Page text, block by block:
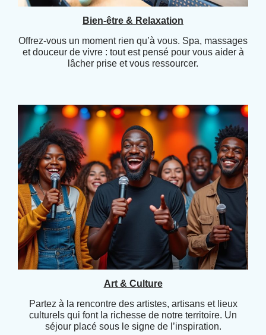
Bien-être & Relaxation
Offrez-vous un moment rien qu’à vous. Spa, massages
et douceur de vivre : tout est pensé pour vous aider à
lâcher prise et vous ressourcer.
Art & Culture
Partez à la rencontre des artistes, artisans et lieux
culturels qui font la richesse de notre territoire. Un
séjour placé sous le signe de l’inspiration.